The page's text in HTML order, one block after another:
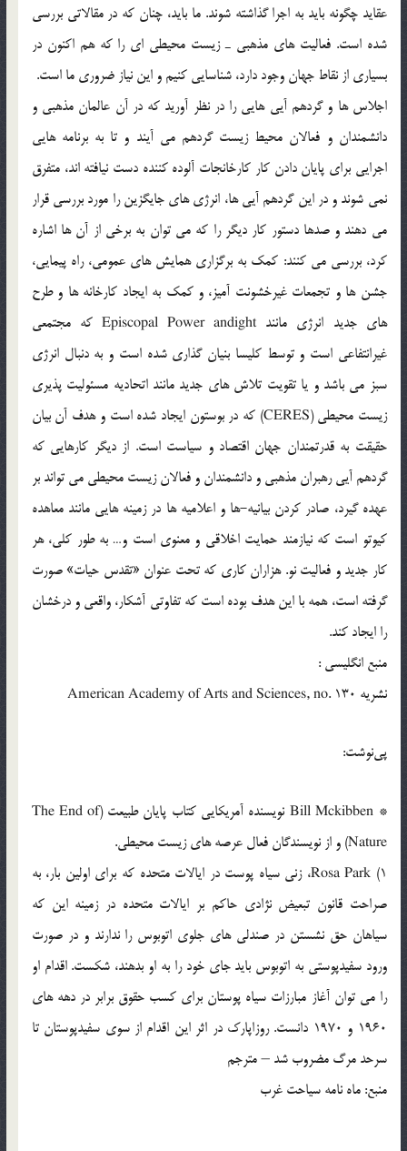
عقايد چگونه بايد به اجرا گذاشته شوند. ما بايد، چنان كه در مقالاتي بررسي
شده است. فعاليت هاي مذهبي ـ زيست محيطي اي را كه هم اكنون در
بسياري از نقاط جهان وجود دارد، شناسايي كنيم و اين نياز ضروري ما است.
اجلاس ها و گردهم آيي هايي را در نظر آوريد كه در آن عالمان مذهبي و
دانشمندان و فعالان محيط زيست گردهم مي آيند و تا به برنامه هايي
اجرايي براي پايان دادن كار كارخانجات آلوده كننده دست نيافته اند، متفرق
نمي شوند و در اين گردهم آيي ها، انرژي هاي جايگزين را مورد بررسي قرار
مي دهند و صدها دستور كار ديگر را كه مي توان به برخي از آن ها اشاره
كرد، بررسي مي كنند: كمك به برگزاري همايش هاي عمومي، راه پيمايي،
جشن ها و تجمعات غيرخشونت آميز، و كمك به ايجاد كارخانه ها و طرح
هاي جديد انرژي مانند Episcopal Power andight كه مجتمعي
غيرانتفاعي است و توسط كليسا بنيان گذاري شده است و به دنبال انرژي
سبز مي باشد و يا تقويت تلاش هاي جديد مانند اتحاديه مسئوليت پذيري
زيست محيطي (CERES) كه در بوستون ايجاد شده است و هدف آن بيان
حقيقت به قدرتمندان جهان اقتصاد و سياست است. از ديگر كارهايي كه
گردهم آيي رهبران مذهبي و دانشمندان و فعالان زيست محيطي مي تواند بر
عهده گيرد، صادر كردن بيانيه-ها و اعلاميه ها در زمينه هايي مانند معاهده
كيوتو است كه نيازمند حمايت اخلاقي و معنوي است و… به طور كلي، هر
كار جديد و فعاليت نو. هزاران كاري كه تحت عنوان «تقدس حيات» صورت
گرفته است، همه با اين هدف بوده است كه تفاوتي آشكار، واقعي و درخشان
را ايجاد كند.
منبع انگلیسی :
نشريه American Academy of Arts and Sciences, no. 130
پي‌نوشت:
* Bill Mckibben نويسنده آمريكايي كتاب پايان طبيعت (The End of
Nature) و از نويسندگان فعال عرصه هاي زيست محيطي.
1) Rosa Park، زني سياه پوست در ايالات متحده كه براي اولين بار، به
صراحت قانون تبعيض نژادي حاكم بر ايالات متحده در زمينه اين كه
سياهان حق نشستن در صندلي هاي جلوي اتوبوس را ندارند و در صورت
ورود سفيدپوستي به اتوبوس بايد جاي خود را به او بدهند، شكست. اقدام او
را مي توان آغاز مبارزات سياه پوستان براي كسب حقوق برابر در دهه هاي
1960 و 1970 دانست. روزاپارك در اثر اين اقدام از سوي سفيدپوستان تا
سرحد مرگ مضروب شد – مترجم
منبع: ماه نامه سياحت غرب